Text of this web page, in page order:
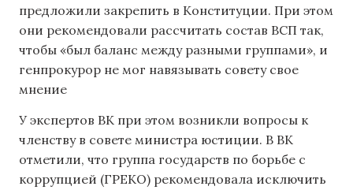
предложили закрепить в Конституции. При этом
они рекомендовали рассчитать состав ВСП так,
чтобы «был баланс между разными группами», и
генпрокурор не мог навязывать совету свое
мнение
У экспертов ВК при этом возникли вопросы к
членству в совете министра юстиции. В ВК
отметили, что группа государств по борьбе с
коррупцией (ГРЕКО) рекомендовала исключить